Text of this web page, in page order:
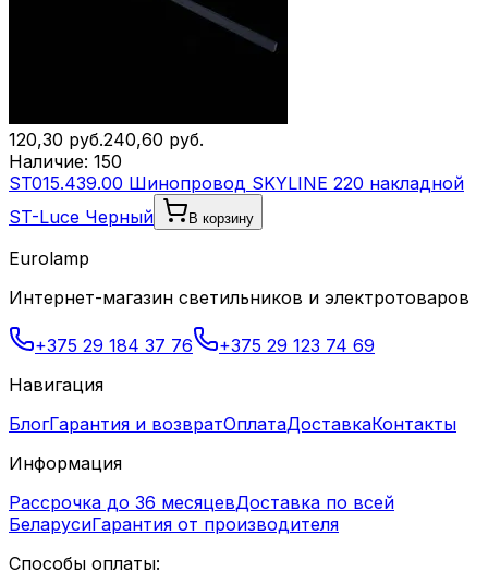
120,30 руб.240,60 руб.
Наличие: 150
ST015.439.00 Шинопровод SKYLINE 220 накладной
ST-Luce Черный
В корзину
Eurolamp
Интернет-магазин светильников и электротоваров
+375 29 184 37 76
+375 29 123 74 69
Навигация
БлогГарантия и возвратОплатаДоставкаКонтакты
Информация
Рассрочка до 36 месяцевДоставка по всей
БеларусиГарантия от производителя
Способы оплаты: